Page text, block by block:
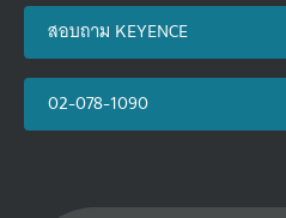
สอบถาม KEYENCE
02-078-1090